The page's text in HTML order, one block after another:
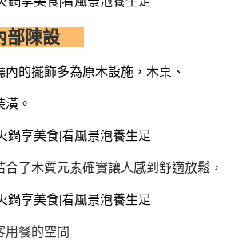
部陳設
內的擺飾多為原木設施，木桌、
。
了木質元素確實讓人感到舒適放鬆，
用餐的空間